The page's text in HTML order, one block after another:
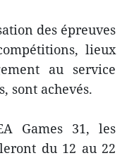
des épreuves
lieux
au service
sont achevés.
Games 31, les
du 12 au 22